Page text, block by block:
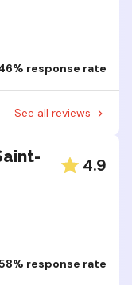
response rate
See all reviews
4.9
response rate